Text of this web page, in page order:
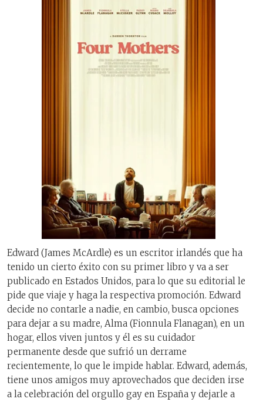
Edward (James McArdle) es un escritor irlandés que ha
tenido un cierto éxito con su primer libro y va a ser
publicado en Estados Unidos, para lo que su editorial le
pide que viaje y haga la respectiva promoción. Edward
decide no contarle a nadie, en cambio, busca opciones
para dejar a su madre, Alma (Fionnula Flanagan), en un
hogar, ellos viven juntos y él es su cuidador
permanente desde que sufrió un derrame
recientemente, lo que le impide hablar. Edward, además,
tiene unos amigos muy aprovechados que deciden irse
a la celebración del orgullo gay en España y dejarle a